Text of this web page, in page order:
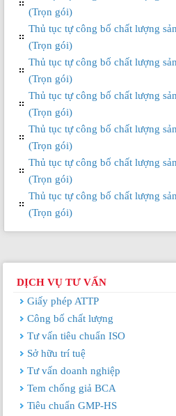
(Trọn gói)
Thủ tục tự công bố chất lượng
(Trọn gói)
Thủ tục tự công bố chất lượng
(Trọn gói)
Thủ tục tự công bố chất lượng
(Trọn gói)
Thủ tục tự công bố chất lượng
(Trọn gói)
Thủ tục tự công bố chất lượng
(Trọn gói)
Thủ tục tự công bố chất lượng
(Trọn gói)
DỊCH VỤ TƯ VẤN
Giấy phép ATTP
Công bố chất lượng
Tư vấn tiêu chuẩn ISO
Sở hữu trí tuệ
Tư vấn doanh nghiệp
Tem chống giả BCA
Tiêu chuẩn GMP-HS